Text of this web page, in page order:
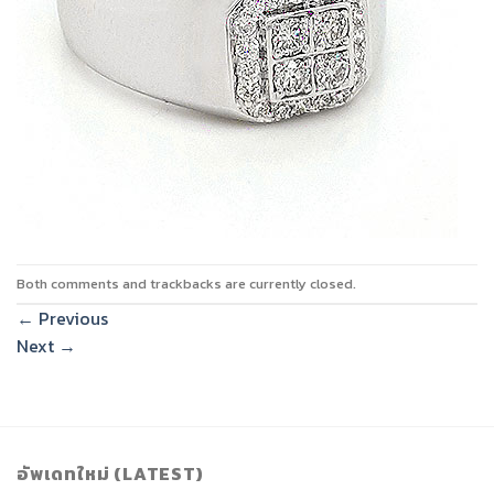
Both comments and trackbacks are currently closed.
← Previous
Next →
อัพเดทใหม่ (LATEST)